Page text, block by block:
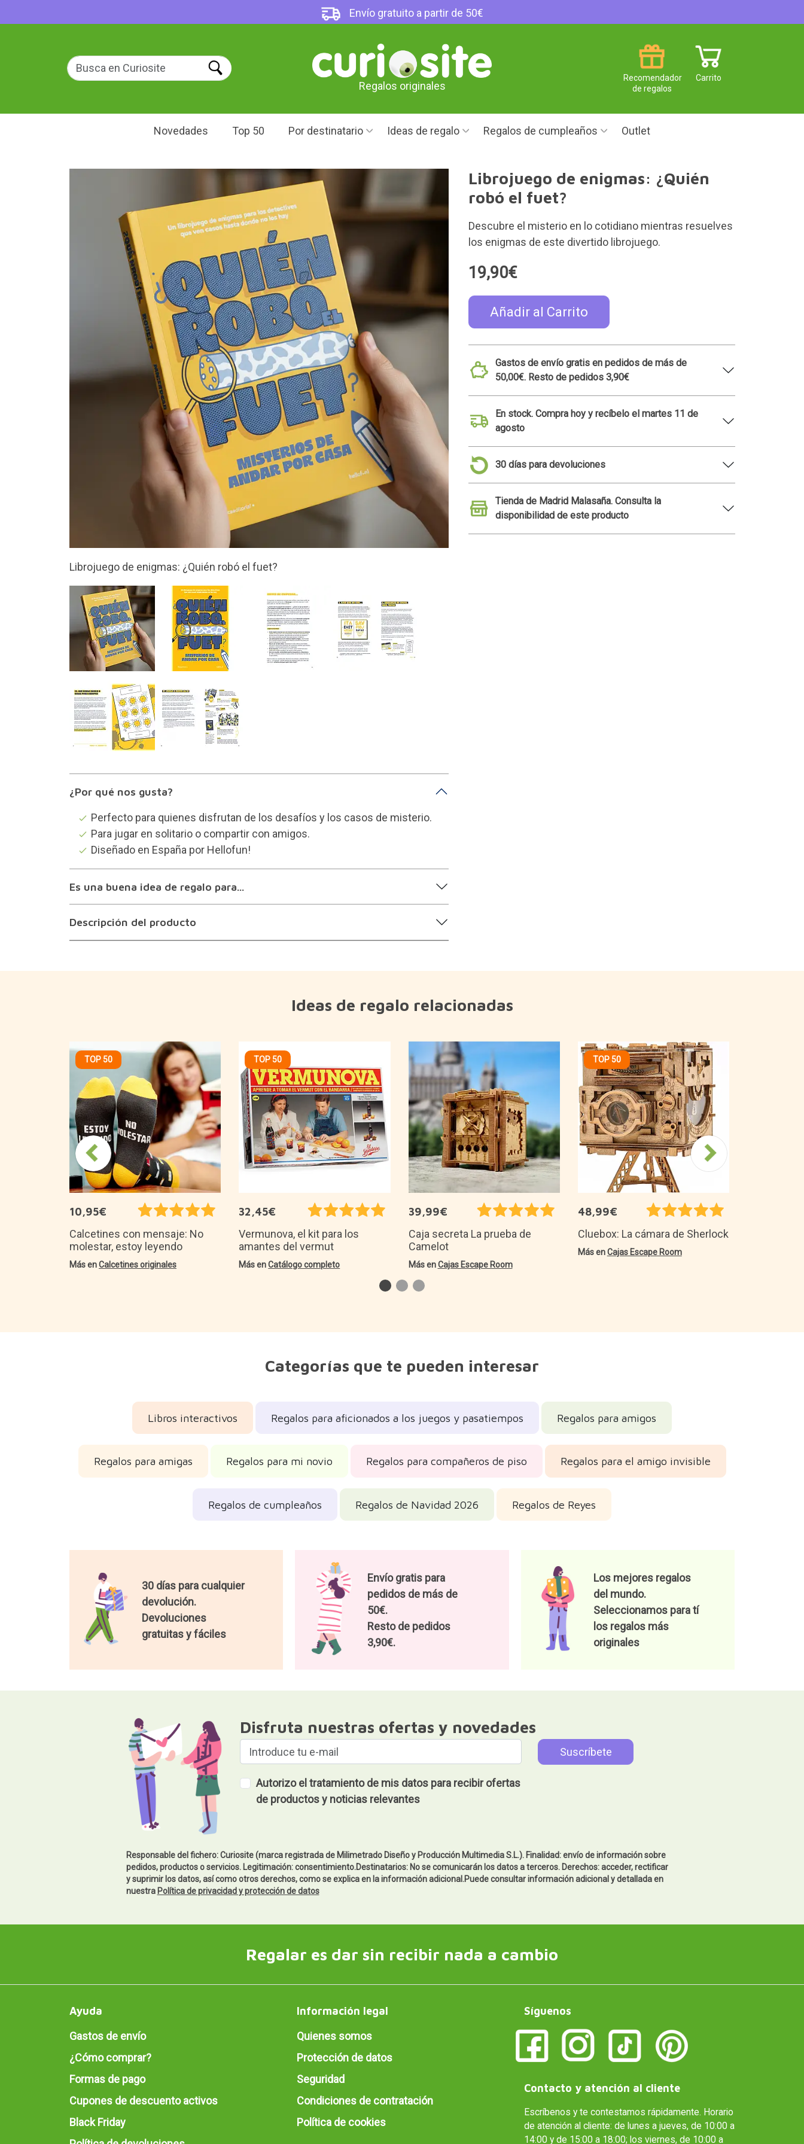
Envío gratuito a partir de 50€
Regalos originales
Carrito
Recomendador
de regalos
Novedades Top 50 Por destinatario Ideas de regalo Regalos de cumpleaños Outlet
36 misterios de andar por casa
Librojuego de enigmas: ¿Quién
robó el fuet?
Descubre el misterio en lo cotidiano mientras resuelves
los enigmas de este divertido librojuego.
19,90€
Añadir al Carrito
Gastos de envío gratis en pedidos de más de
50,00€. Resto de pedidos 3,90€
En stock. Compra hoy y recíbelo el martes 11 de
agosto
30 días para devoluciones
Tienda de Madrid Malasaña. Consulta la
disponibilidad de este producto
¿Por qué nos gusta?
Perfecto para quienes disfrutan de los desafíos y los casos de misterio.
Para jugar en solitario o compartir con amigos.
Diseñado en España por Hellofun!
Es una buena idea de regalo para...
Descripción del producto
Ideas de regalo relacionadas
TOP 50
10,95€
Calcetines con mensaje: No
molestar, estoy leyendo
Más enCalcetines originales
TOP 50
32,45€
Vermunova, el kit para los
amantes del vermut
Más enCatálogo completo
39,99€
Caja secreta La prueba de
Camelot
Más enCajas Escape Room
TOP 50
48,99€
Cluebox: La cámara de Sherlock
Más enCajas Escape Room
Categorías que te pueden interesar
Libros interactivos Regalos para aficionados a los juegos y pasatiempos Regalos para amigos
Regalos para amigas Regalos para mi novio Regalos para compañeros de piso Regalos para el amigo invisible
Regalos de cumpleaños Regalos de Navidad 2026 Regalos de Reyes
30 días para cualquier
devolución.
Devoluciones
gratuitas y fáciles
Envío gratis para
pedidos de más de
50€.
Resto de pedidos
3,90€.
Los mejores regalos
del mundo.
Seleccionamos para tí
los regalos más
originales
Disfruta nuestras ofertas y novedades
Autorizo el tratamiento de mis datos para recibir ofertas
de productos y noticias relevantes
Responsable del fichero: Curiosite (marca registrada de Milimetrado Diseño y Producción Multimedia S.L.). Finalidad: envío de información sobre
pedidos, productos o servicios. Legitimación: consentimiento.Destinatarios: No se comunicarán los datos a terceros. Derechos: acceder, rectificar
y suprimir los datos, así como otros derechos, como se explica en la información adicional.Puede consultar información adicional y detallada en
nuestra Política de privacidad y protección de datos
Regalar es dar sin recibir nada a cambio
Ayuda
Gastos de envío
¿Cómo comprar?
Formas de pago
Cupones de descuento activos
Black Friday
Información legal
Quienes somos
Protección de datos
Seguridad
Condiciones de contratación
Política de cookies
Síguenos
Contacto y atención al cliente
Escríbenos y te contestamos rápidamente. Horario
de atención al cliente: de lunes a jueves, de 10:00 a
14:00 y de 15:00 a 18:00; los viernes, de 10:00 a